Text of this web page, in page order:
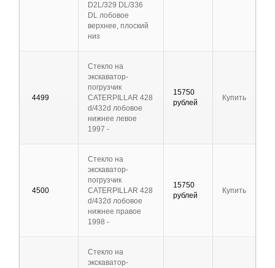
D2L/329 DL/336
DL лобовое
верхнее, плоский
низ
4499
Стекло на
экскаватор-
погрузчик
CATERPILLAR 428
d/432d лобовое
нижнее левое
1997 -
15750
рублей
Купить
4500
Стекло на
экскаватор-
погрузчик
CATERPILLAR 428
d/432d лобовое
нижнее правое
1998 -
15750
рублей
Купить
Стекло на
экскаватор-